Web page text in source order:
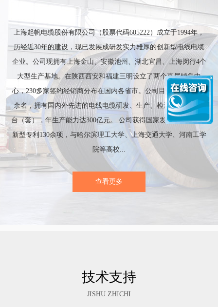
上海起帆电缆股份有限公司（股票代码605222）成立于1994年，
历经近30年的建设，现已发展成研发实力雄厚的创新型电线电缆
企业。公司现拥有上海金山、安徽池州、湖北宜昌、上海闵行4个
大型生产基地。在陕西西安和福建三明设立了两个直属销售中
心，230多家签约经销商分布在国内各省市。公司目前有员工4000
余名，拥有国内外先进的电线电缆研发、生产、检测设备3000余
台（套），年生产能力达300亿元。 公司获得国家发明专利和实用
新型专利130余项，与哈尔滨理工大学、上海交通大学、河南工学
院等高校...
查看更多
技术支持
JISHU ZHICHI